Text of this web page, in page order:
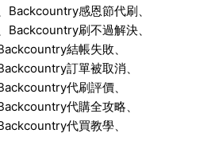
Backcountry感恩節代刷、
Backcountry刷不過解決、
結帳失敗、
訂單被取消、
代刷評價、
代購全攻略、
代買教學、